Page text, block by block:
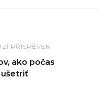
PŘÍSPĚVEK
ako počas
ušetriť